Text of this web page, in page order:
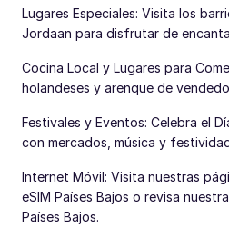
Lugares Especiales: Visita los
Jordaan para disfrutar de
Cocina Local y Lugares para
holandeses y arenque de
Festivales y Eventos: Celebra el
con mercados, música y
Internet Móvil: Visita nuestras
eSIM Países Bajos o revisa
Países Bajos.